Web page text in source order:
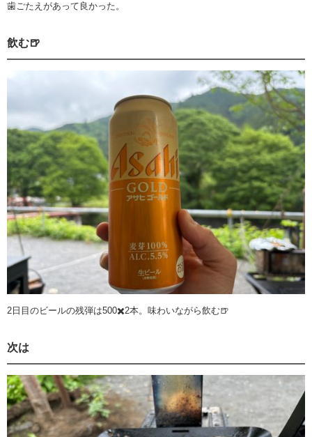
歯ごたえがあって良かった。
飲む🍺
2日目のビールの残弾は500✖️2本。味わいながら飲む🍺
次は